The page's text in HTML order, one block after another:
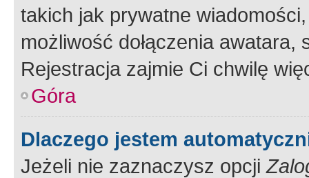
takich jak prywatne
możliwość dołączenia
Rejestracja zajmie Ci chwilę
Góra
Dlaczego jestem
Jeżeli nie zaznaczysz opcji